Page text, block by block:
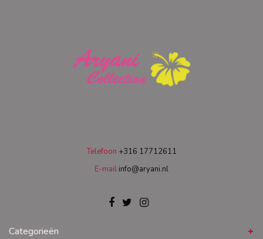
Telefoon +316 17712611
E-mail info@aryani.nl
Categorieën